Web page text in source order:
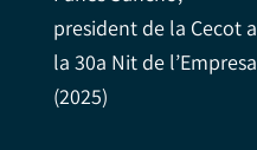
president de la Cecot a
la 30a Nit de l’Empresa
(2025)